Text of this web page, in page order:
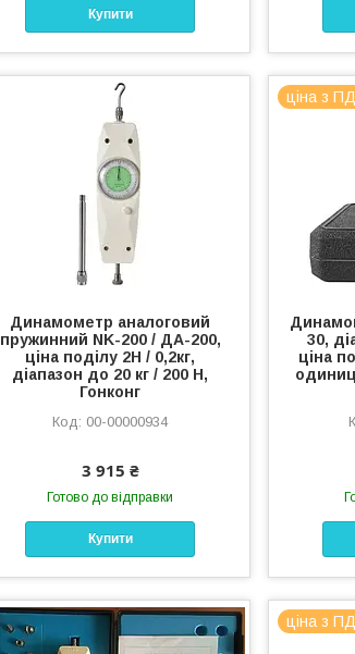
Купити
Динамометр аналоговий
пружинний NK-200 / ДА-200,
ціна поділу 2Н / 0,2кг,
діапазон до 20 кг / 200 H,
Гонконг
00-00000934
3 915 ₴
Готово до відправки
Купити
ціна з
30,
ціна
ціна з